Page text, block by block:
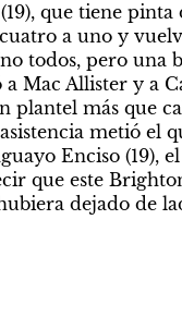
que tiene
a uno y
todos, pero una
Mac Allister y a
plantel más que
metió el
Enciso (19),
que este
dejado de